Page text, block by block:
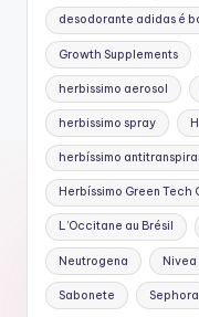
desodorante adidas é
Growth Supplements
herbissimo aerosol
herbissimo spray
herbíssimo
Herbíssimo Green Tech
L’Occitane au Brésil
Neutrogena Nivea
Sabonete Sephora